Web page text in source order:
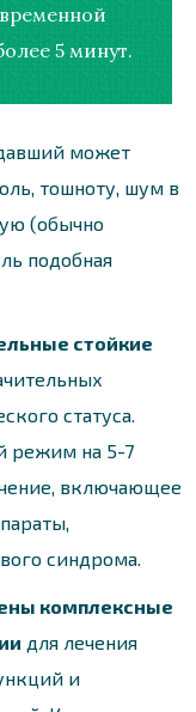
5 минут.
может
тошноту, шум в
(обычно
подобная
стойкие
статуса.
режим на 5-7
включающее
синдрома.
комплексные
для лечения
и